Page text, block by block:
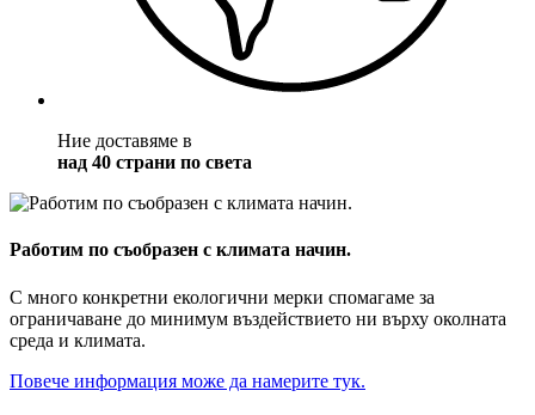
Ние доставяме в
над 40 страни по света
Работим по съобразен с климата начин.
С много конкретни екологични мерки спомагаме за
ограничаване до минимум въздействието ни върху околната
среда и климата.
Повече информация може да намерите тук.